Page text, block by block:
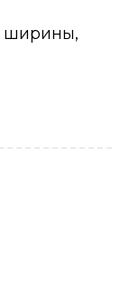
ширины,